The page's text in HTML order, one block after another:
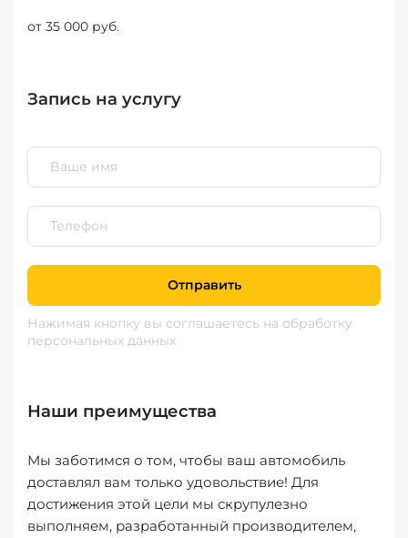
от 35 000 руб.
Запись на услугу
Отправить
Нажимая кнопку вы соглашаетесь на обработку
персональных данных
Наши преимущества
Мы заботимся о том, чтобы ваш автомобиль
доставлял вам только удовольствие! Для
достижения этой цели мы скрупулезно
выполняем, разработанный производителем,